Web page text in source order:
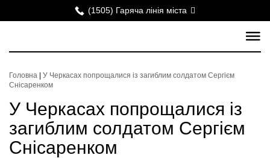
(1505) Гаряча лінія міста
Головна
У Черкасах попрощалися із загиблим солдатом Сергієм
Снісаренком
У Черкасах попрощалися із
загиблим солдатом Сергієм
Снісаренком